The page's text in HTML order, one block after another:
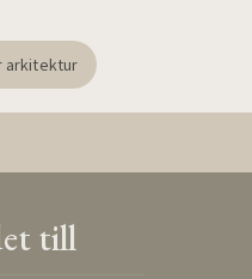
arkitektur
till